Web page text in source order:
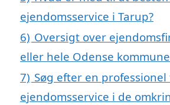
ejendomsservice i Tarup?
6) Oversigt over
eller hele Odense kommune
7) Søg efter en professionel
ejendomsservice i de